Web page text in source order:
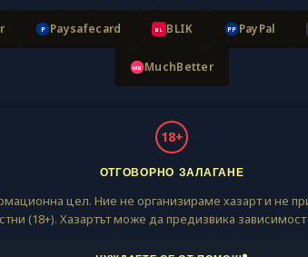
P Paysafecard BL BLIK PP PayPal
MB MuchBetter
18+
ОТГОВОРНО ЗАЛАГАНЕ
цел. Ние не организираме хазарт и не
(18+). Хазартът може да предизвика